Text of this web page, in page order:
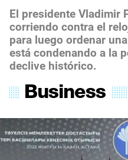
El presidente Vladimir
corriendo contra el
para luego ordenar
está condenando a la
declive histórico.